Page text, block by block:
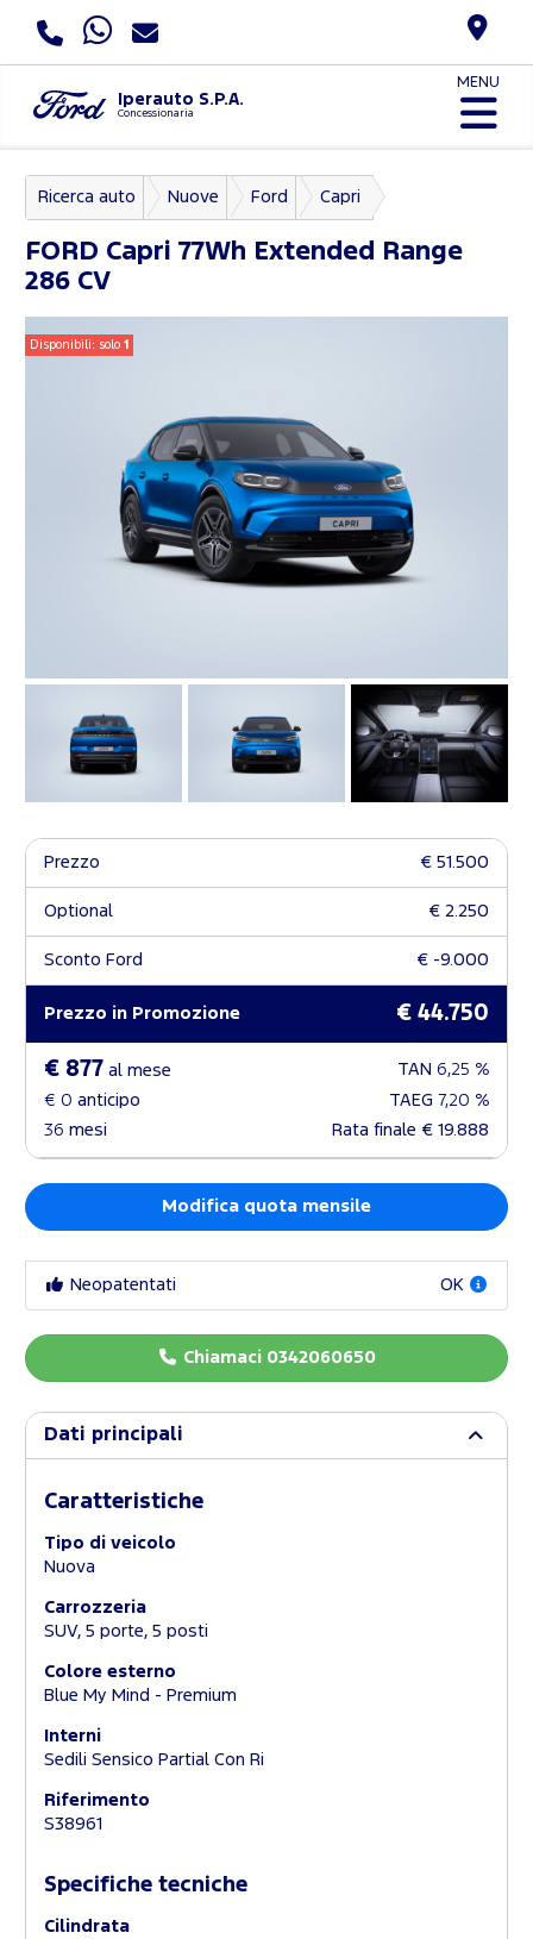
Iperauto S.P.A.
Concessionaria
MENU
Ricerca auto Nuove Ford Capri
FORD Capri 77Wh Extended Range
286 CV
Disponibili: solo1
Prezzo € 51.500
Optional € 2.250
Sconto Ford € -9.000
Prezzo in Promozione € 44.750
€ 877 al mese TAN 6,25 %
€ 0 anticipo TAEG 7,20 %
36 mesi Rata finale € 19.888
Modifica quota mensile
Neopatentati OK
Chiamaci 0342060650
Dati principali
Caratteristiche
Tipo di veicolo
Nuova
Carrozzeria
SUV, 5 porte, 5 posti
Colore esterno
Blue My Mind - Premium
Interni
Sedili Sensico Partial Con Ri
Riferimento
S38961
Specifiche tecniche
Cilindrata